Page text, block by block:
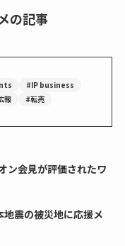
の記事
#IP business
報 #転売
ン会見が評価されたワ
震の被災地に応援メ